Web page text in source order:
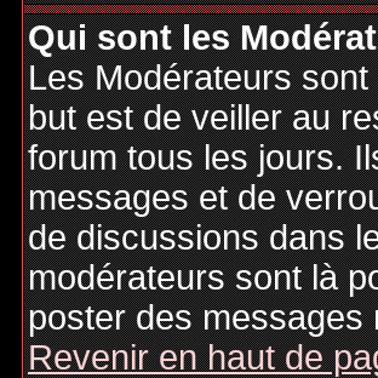
Qui sont les
Les Modérateurs
but est de veiller au
forum tous les jours.
messages et de
de discussions dans
modérateurs sont là
poster des messages
Revenir en haut de